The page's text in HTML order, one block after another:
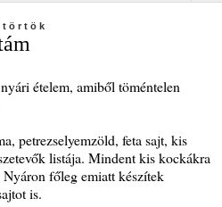
ételem, amiből töméntelen
petrezselyemzöld, feta sajt, kis
listája. Mindent kis kockákra
főleg emiatt készítek
is.